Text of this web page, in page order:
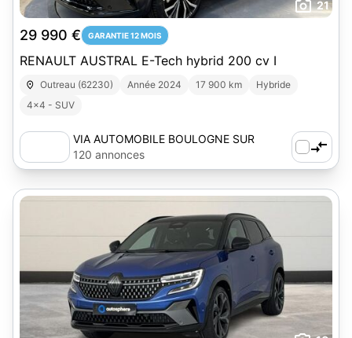
21
29 990 € GARANTIE 12 MOIS
RENAULT AUSTRAL E-Tech hybrid 200 cv I
Outreau (62230) Année 2024 17 900 km
Hybride
4x4 - SUV
VIA AUTOMOBILE BOULOGNE SUR
MER
120 annonces